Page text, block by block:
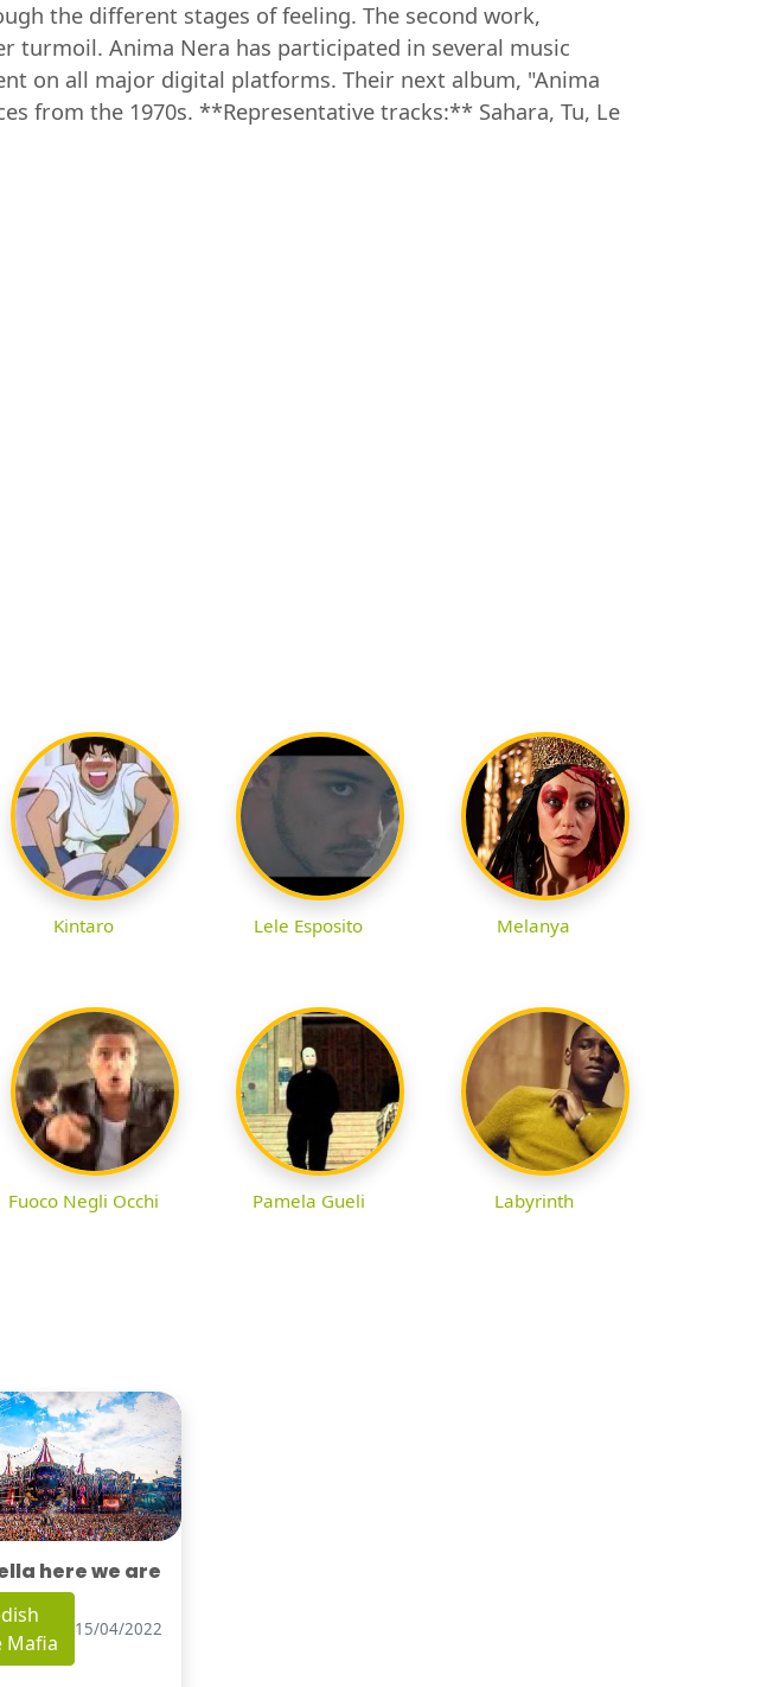
the different stages of feeling. The second work,
turmoil. Anima Nera has participated in several music
on all major digital platforms. Their next album, "Anima
from the 1970s. **Representative tracks:** Sahara, Tu, Le
Kintaro Lele Esposito Melanya
Fuoco Negli Occhi Pamela Gueli Labyrinth
here we are
Mafia
15/04/2022